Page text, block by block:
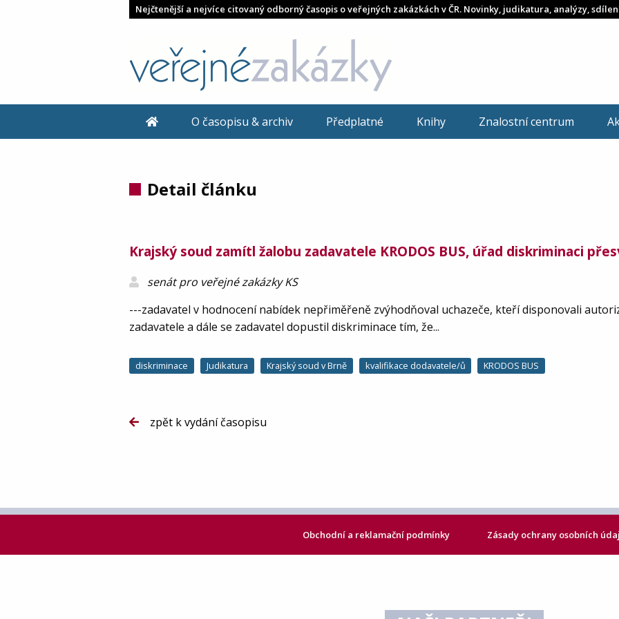
Nejčtenější a nejvíce citovaný odborný časopis o veřejných zakázkách v ČR. Novinky, judikatura, analýzy,
O časopisu & archiv Předplatné Knihy Znalostní centrum
Detail článku
Krajský soud zamítl žalobu zadavatele KRODOS BUS, úřad diskriminaci
senát pro veřejné zakázky KS
---zadavatel v hodnocení nabídek nepřiměřeně zvýhodňoval uchazeče, kteří disponovali
zadavatele a dále se zadavatel dopustil diskriminace tím, že...
diskriminace Judikatura Krajský soud v Brně kvalifikace dodavatele/ů KRODOS BUS
zpět k vydání časopisu
Obchodní a reklamační podmínky Zásady ochrany osobních